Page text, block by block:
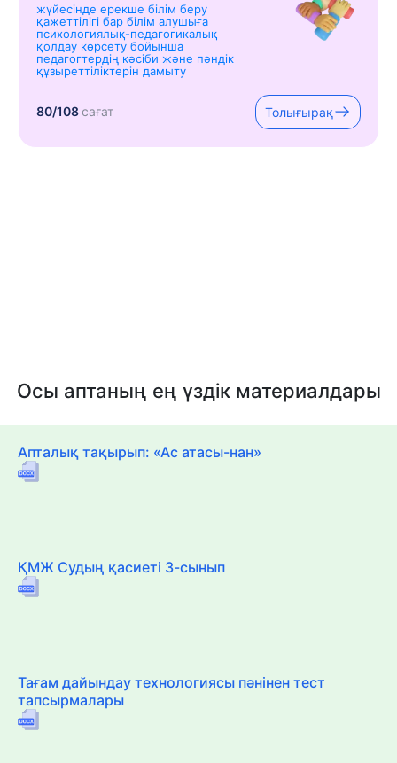
жүйесінде ерекше білім беру
қажеттілігі бар білім алушыға
психологиялық-педагогикалық
қолдау көрсету бойынша
педагогтердің кәсіби және пәндік
құзыреттіліктерін дамыту
80/108сағат Толығырақ
Осы аптаның ең үздік материалдары
Апталық тақырып: «Ас атасы-нан»
ҚМЖ Судың қасиеті 3-сынып
Тағам дайындау технологиясы пәнінен тест
тапсырмалары